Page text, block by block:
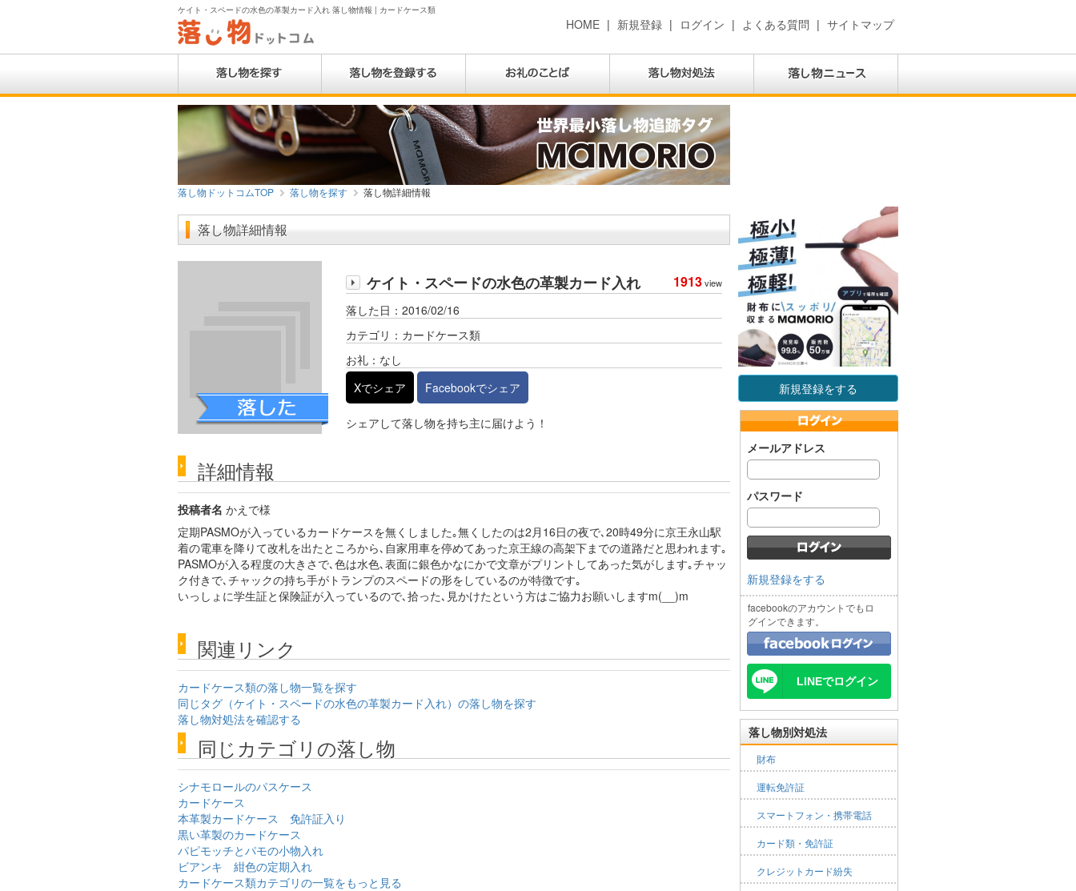
ケイト・スペードの水色の革製カード入れ 落し物情報 | カードケース類
HOME | 新規登録 | ログイン | よくある質問 | サイトマップ
落し物ドットコムTOP 落し物を探す 落し物詳細情報
新規登録をする
メールアドレス
パスワード
新規登録をする
facebookのアカウントでもロ
グインできます。
LINEでログイン
落し物別対処法
財布
運転免許証
スマートフォン・携帯電話
カード類・免許証
クレジットカード紛失
落し物詳細情報
1913view
ケイト・スペードの水色の革製カード入れ
落した日：2016/02/16
カテゴリ：カードケース類
お礼：なし
Xでシェア
Facebookでシェア
シェアして落し物を持ち主に届けよう！
詳細情報
投稿者名 かえで様
定期PASMOが入っているカードケースを無くしました｡無くしたのは2月16日の夜で､20時49分に京王永山駅
着の電車を降りて改札を出たところから､自家用車を停めてあった京王線の高架下までの道路だと思われます｡
PASMOが入る程度の大きさで､色は水色､表面に銀色かなにかで文章がプリントしてあった気がします｡チャッ
ク付きで､チャックの持ち手がトランプのスペードの形をしているのが特徴です｡
いっしょに学生証と保険証が入っているので､拾った､見かけたという方はご協力お願いしますm(__)m
関連リンク
カードケース類の落し物一覧を探す
同じタグ（ケイト・スペードの水色の革製カード入れ）の落し物を探す
落し物対処法を確認する
同じカテゴリの落し物
シナモロールのパスケース
カードケース
本革製カードケース 免許証入り
黒い革製のカードケース
パピモッチとパモの小物入れ
ビアンキ 紺色の定期入れ
カードケース類カテゴリの一覧をもっと見る